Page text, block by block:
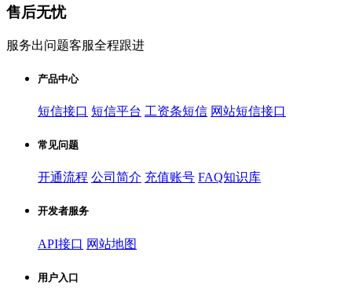
售后无忧
服务出问题客服全程跟进
产品中心
短信接口 短信平台 工资条短信 网站短信接口
常见问题
开通流程 公司简介 充值账号 FAQ知识库
开发者服务
API接口 网站地图
用户入口